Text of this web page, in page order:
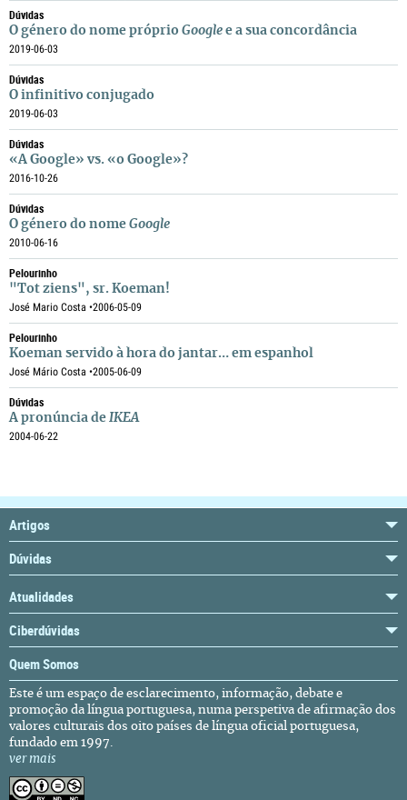
Dúvidas
O género do nome próprio Google e a sua concordância
2019-06-03
Dúvidas
O infinitivo conjugado
2019-06-03
Dúvidas
«A Google» vs. «o Google»?
2016-10-26
Dúvidas
O género do nome Google
2010-06-16
Pelourinho
"Tot ziens", sr. Koeman!
José Mario Costa •2006-05-09
Pelourinho
Koeman servido à hora do jantar… em espanhol
José Mário Costa •2005-06-09
Dúvidas
A pronúncia de IKEA
2004-06-22
Artigos
Dúvidas
Atualidades
Ciberdúvidas
Quem Somos
Este é um espaço de esclarecimento, informação, debate e
promoção da língua portuguesa, numa perspetiva de afirmação dos
valores culturais dos oito países de língua oficial portuguesa,
fundado em 1997.
ver mais